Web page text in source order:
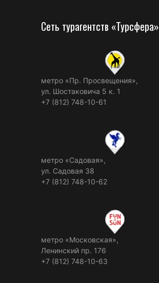
Сеть турагентств «Турсфера»
метро «Пр. Просвещения»,
ул. Шостаковича 5 к. 1
+7 (812) 748-10-61
метро «Садовая»,
ул. Садовая 38
+7 (812) 748-10-62
метро «Московская»,
Ленинский пр. 176
+7 (812) 748-10-63